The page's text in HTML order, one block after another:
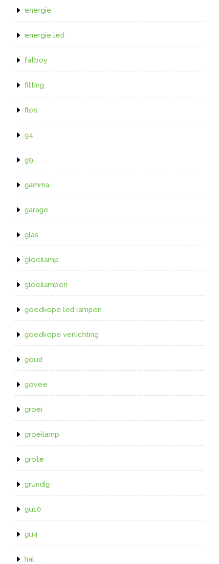
energie
energie led
fatboy
fitting
flos
g4
g9
gamma
garage
glas
gloeilamp
gloeilampen
goedkope led lampen
goedkope verlichting
goud
govee
groei
groeilamp
grote
grundig
gu10
gu4
hal